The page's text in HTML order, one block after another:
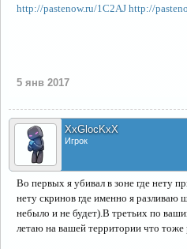
http://pastenow.ru/1C2AJ http://
5 янв 2017
XxGlocKxX
Игрок
Во первых я убивал в зоне где нету
нету скринов где именно я разливаю
небыло и не будет).В третьих по
летаю на вашей территории что тоже